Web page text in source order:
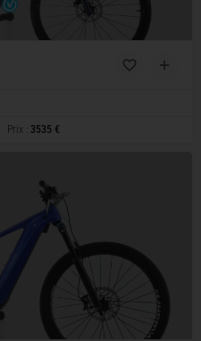
Prix : 3535 €